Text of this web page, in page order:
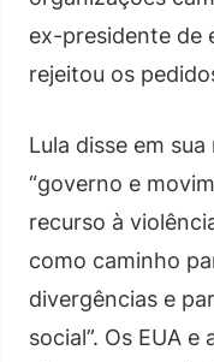
ex-presidente de
rejeitou os
Lula disse em
“governo e
recurso à
como caminho
divergências e
social”. Os EUA